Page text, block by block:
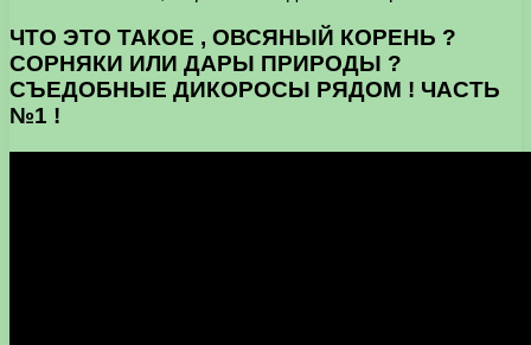
ЧТО ЭТО ТАКОЕ , ОВСЯНЫЙ КОРЕНЬ ?
СОРНЯКИ ИЛИ ДАРЫ ПРИРОДЫ ?
СЪЕДОБНЫЕ ДИКОРОСЫ РЯДОМ ! ЧАСТЬ
№1 !